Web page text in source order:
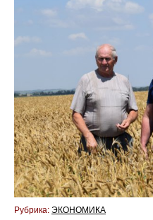
Рубрика: ЭКОНОМИКА